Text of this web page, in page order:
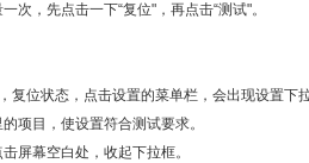
次，先点击一下“复位"，再点击“测试"。
复位状态，点击设置的菜单栏，会出现设置下
项目，使设置符合测试要求。
屏幕空白处，收起下拉框。